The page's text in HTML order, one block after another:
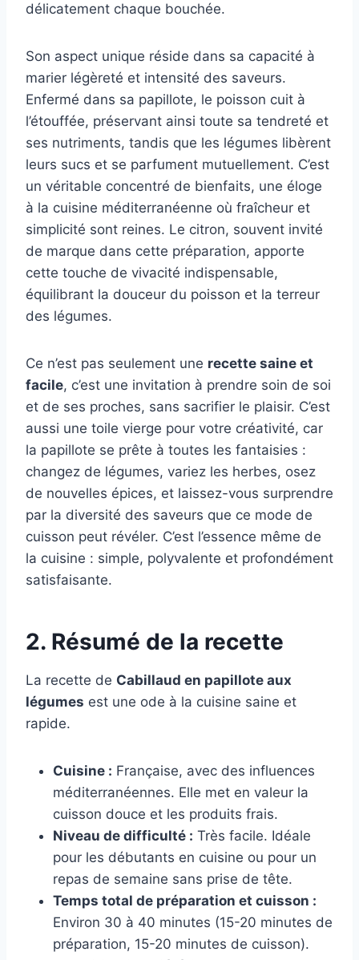
délicatement chaque bouchée.
Son aspect unique réside dans sa capacité à
marier légèreté et intensité des saveurs.
Enfermé dans sa papillote, le poisson cuit à
l’étouffée, préservant ainsi toute sa tendreté et
ses nutriments, tandis que les légumes libèrent
leurs sucs et se parfument mutuellement. C’est
un véritable concentré de bienfaits, une éloge
à la cuisine méditerranéenne où fraîcheur et
simplicité sont reines. Le citron, souvent invité
de marque dans cette préparation, apporte
cette touche de vivacité indispensable,
équilibrant la douceur du poisson et la terreur
des légumes.
Ce n’est pas seulement une recette saine et
facile, c’est une invitation à prendre soin de soi
et de ses proches, sans sacrifier le plaisir. C’est
aussi une toile vierge pour votre créativité, car
la papillote se prête à toutes les fantaisies :
changez de légumes, variez les herbes, osez
de nouvelles épices, et laissez-vous surprendre
par la diversité des saveurs que ce mode de
cuisson peut révéler. C’est l’essence même de
la cuisine : simple, polyvalente et profondément
satisfaisante.
2. Résumé de la recette
La recette de Cabillaud en papillote aux
légumes est une ode à la cuisine saine et
rapide.
Cuisine : Française, avec des influences
méditerranéennes. Elle met en valeur la
cuisson douce et les produits frais.
Niveau de difficulté : Très facile. Idéale
pour les débutants en cuisine ou pour un
repas de semaine sans prise de tête.
Temps total de préparation et cuisson :
Environ 30 à 40 minutes (15-20 minutes de
préparation, 15-20 minutes de cuisson).